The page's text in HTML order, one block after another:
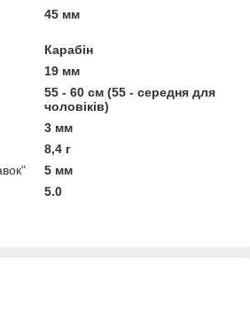
45 мм
Карабін
19 мм
55 - 60 см (55 - середня для
чоловіків)
3 мм
8,4 г
5 мм
5.0